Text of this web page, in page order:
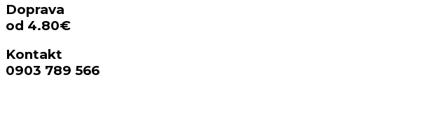
Doprava
od 4.80€
Kontakt
0903 789 566